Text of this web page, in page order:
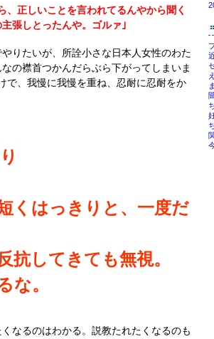
、正しいことを言われてるんやから聞く
張しとったんや。ゴルァ｣
りたいが、所詮小さな日本人女性のわた
の襟首つかんだらぶら下がってしまいま
で、我慢に我慢を重ね、忍耐に忍耐をか
くはっきりと、一度だ
してきても無視。
な。
なるのはわかる。説教たれたくなるのも